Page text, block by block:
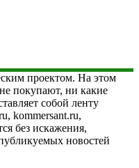
проектом. На этом
покупают, ни какие
собой ленту
kommersant.ru,
без искажения,
новостей